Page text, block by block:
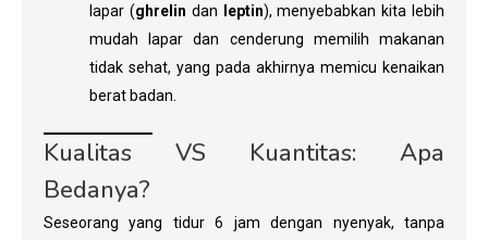
lapar (ghrelin dan leptin), menyebabkan kita lebih
mudah lapar dan cenderung memilih makanan
tidak sehat, yang pada akhirnya memicu kenaikan
berat badan.
Kualitas VS Kuantitas: Apa
Bedanya?
Seseorang yang tidur 6 jam dengan nyenyak, tanpa